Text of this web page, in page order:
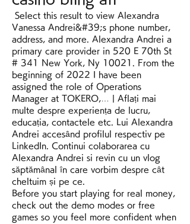
Vanessa Andrei&#39;s phone number,
address, and more. Alexandra Andrei a
primary care provider in 520 E 70th St
# 341 New York, Ny 10021. From the
beginning of 2022 I have been
assigned the role of Operations
Manager at TOKERO,… | Aflați mai
multe despre experiența de lucru,
educația, contactele etc. Lui Alexandra
Andrei accesând profilul respectiv pe
LinkedIn. Continui colaborarea cu
Alexandra Andrei si revin cu un vlog
săptămânal în care vorbim despre cât
cheltuim și pe ce.
Before you start playing for real money,
check out the demo modes or free
games so you feel more confident when